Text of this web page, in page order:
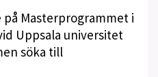
på Masterprogrammet i
Uppsala universitet
söka till